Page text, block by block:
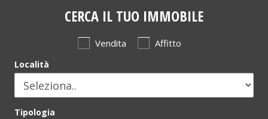
Elenco nostre proposte immobiliari ai
Lidi Ferraresi suddivise per tipologia:
CERCA IL TUO IMMOBILE
Vendita Affitto
Località
Tipologia